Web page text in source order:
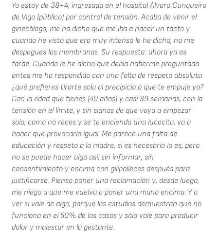
Yo estoy de 38+4, ingresada en el hospital Álvaro Cunqueiro
de Vigo (público) por control de tensión. Acaba de venir el
ginecólogo, me ha dicho que me iba a hacer un tacto y
cuando he visto que era muy intenso le he dicho, no me
despegues las membranas. Su respuesta: ahora ya es
tarde. Cuando le he dicho que debía haberme preguntado
antes me ha respondido con una falta de respeto absoluta
¿qué prefieres tirarte sola al precipicio o que te empuje yo?
Con la edad que tienes (40 años) y casi 39 semanas, con la
tensión en el límite, y sin signos de que vaya a empezar
solo, como no reces y se te encienda una lucecita, va a
haber que provocarlo igual. Me parece una falta de
educación y respeto a la madre, si es necesario lo es, pero
no se puede hacer algo así, sin informar, sin
consentimiento y encima con gilipolleces después para
justificarse. Pienso poner una reclamación y, desde luego,
me niego a que me vuelva a poner una mano encima. Y a
ver si vale de algo, porque los estudios demuestran que no
funciona en el 50% de los casos y sólo vale para producir
dolor y malestar en la gestante.